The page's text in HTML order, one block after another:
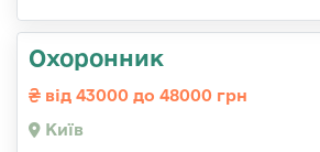
Охоронник
від 43000 до 48000 грн
Київ